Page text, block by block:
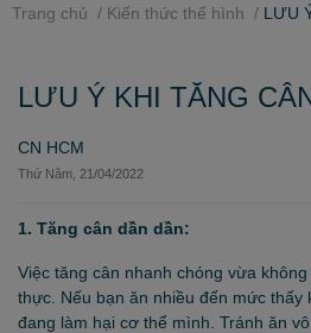
Trang chủ / Kiến thức thể hình / LƯU
LƯU Ý KHI TĂNG
CN HCM
Thứ Năm, 21/04/2022
1. Tăng cân dần dần:
Việc tăng cân nhanh chóng vừa
thực. Nếu bạn ăn nhiều đến mức thấy
đang làm hại cơ thể mình. Tránh ăn